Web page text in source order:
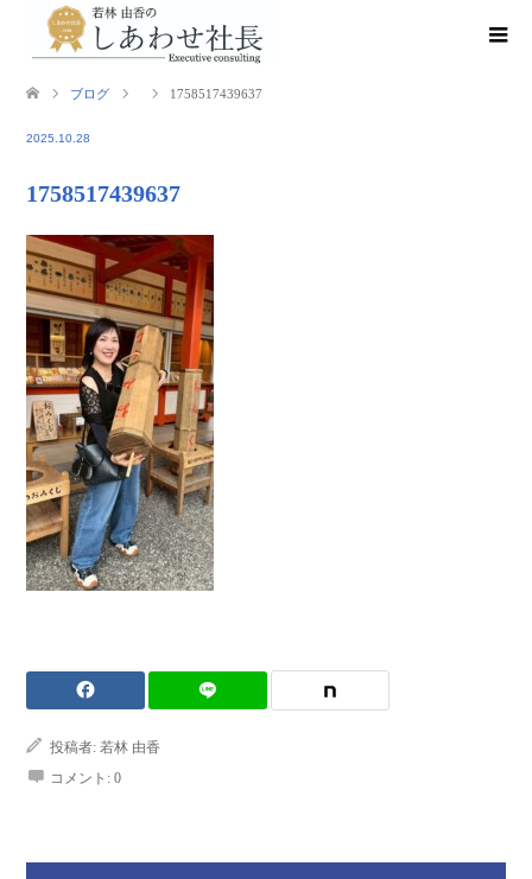
ブログ 1758517439637
2025.10.28
1758517439637
投稿者: 若林 由香
コメント: 0